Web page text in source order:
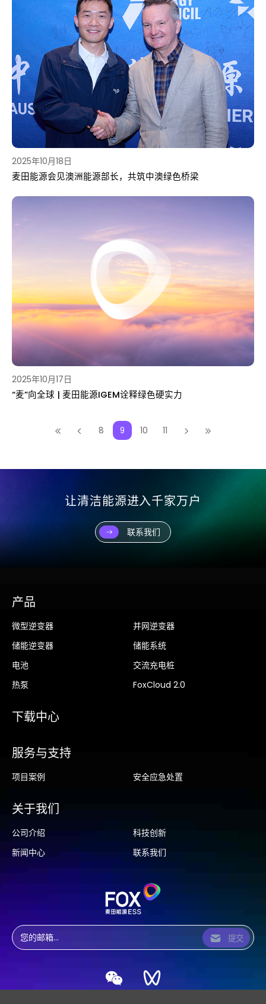
2025年10月18日
麦田能源会见澳洲能源部长，共筑中澳绿色桥梁
2025年10月17日
“麦”向全球 | 麦田能源IGEM诠释绿色硬实力
8 9 10 11
让清洁能源进入千家万户
联系我们
提交
产品
微型逆变器
并网逆变器
储能逆变器
储能系统
电池
交流充电桩
热泵
FoxCloud 2.0
下载中心
服务与支持
项目案例 安全应急处置
关于我们
公司介绍
科技创新
新闻中心
联系我们